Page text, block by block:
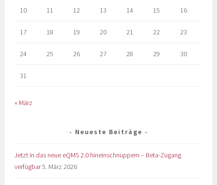
10 11 12 13 14 15 16
17 18 19 20 21 22 23
24 25 26 27 28 29 30
31
« März
Neueste Beiträge
Jetzt in das neue eQMS 2.0 hineinschnuppern – Beta-Zugang
verfügbar5. März 2026